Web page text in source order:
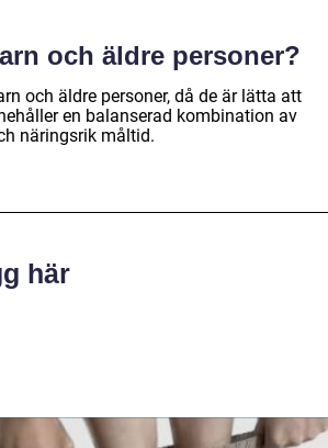
och äldre personer?
och äldre personer, då de är lätta att
en balanserad kombination av
näringsrik måltid.
här